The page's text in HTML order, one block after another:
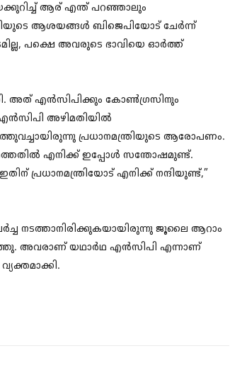
ആര് എന്ത് പറഞ്ഞാലും
ആശയങ്ങള്‍ ബിജെപിയോട് ചേര്‍ന്ന്
പക്ഷെ അവരുടെ ഭാവിയെ ഓര്‍ത്ത്
അത് എന്‍സിപിക്കും കോണ്‍ഗ്രസിനും
അഴിമതിയില്‍
പ്രധാനമന്ത്രിയുടെ ആരോപണം.
എനിക്ക് ഇപ്പോള്‍ സന്തോഷമുണ്ട്.
പ്രധാനമന്ത്രിയോട് എനിക്ക് നന്ദിയുണ്ട്,”
ചര്‍ച്ച നടത്താനിരിക്കുകയായിരുന്നു ജൂലൈ ആറാം
അവരാണ് യഥാര്‍ഥ എന്‍സിപി എന്നാണ്